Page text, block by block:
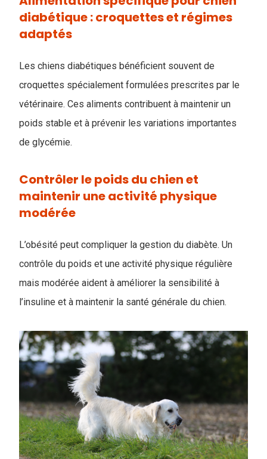
diabétique : croquettes et régimes
adaptés
Les chiens diabétiques bénéficient souvent de
croquettes spécialement formulées prescrites par le
vétérinaire. Ces aliments contribuent à maintenir un
poids stable et à prévenir les variations importantes
de glycémie.
Contrôler le poids du chien et
maintenir une activité physique
modérée
L’obésité peut compliquer la gestion du diabète. Un
contrôle du poids et une activité physique régulière
mais modérée aident à améliorer la sensibilité à
l’insuline et à maintenir la santé générale du chien.